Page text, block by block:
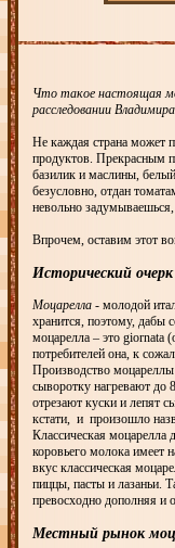
Что такое настоящая
расследовании
Не каждая страна может
продуктов. Прекрасным
базилик и маслины,
безусловно, отдан
невольно
Впрочем, оставим этот
Исторический очерк
Моцарелла - молодой
хранится, поэтому, дабы
моцарелла – это giornata
потребителей она, к
Производство
сыворотку нагревают до
отрезают куски и лепят
кстати, и произошло
Классическая моцарелла
коровьего молока имеет
вкус классическая
пиццы, пасты и лазаньи.
превосходно дополняя и
Местный рынок